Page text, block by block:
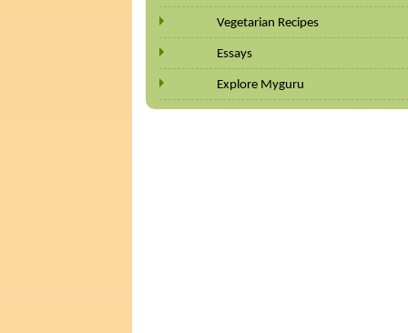
Vegetarian Recipes
Essays
Explore Myguru